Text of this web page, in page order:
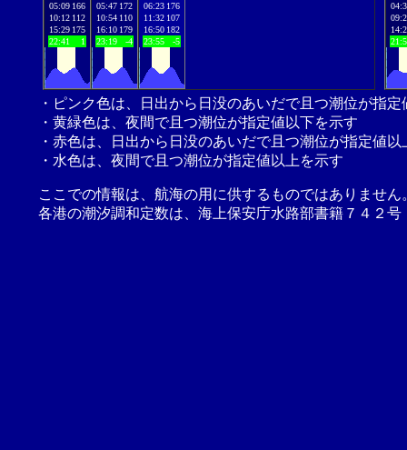
05:09 166
10:12 112
15:29 175
22:41
1
05:47 172
10:54 110
16:10 179
23:19
-4
06:23 176
11:32 107
16:50 182
23:55
-5
・ピンク色は、日出から日没のあいだで且つ潮位が指
・黄緑色は、夜間で且つ潮位が指定値以下を示す
・赤色は、日出から日没のあいだで且つ潮位が指定値以
・水色は、夜間で且つ潮位が指定値以上を示す
ここでの情報は、航海の用に供するものではありませ
各港の潮汐調和定数は、海上保安庁水路部書籍７４２